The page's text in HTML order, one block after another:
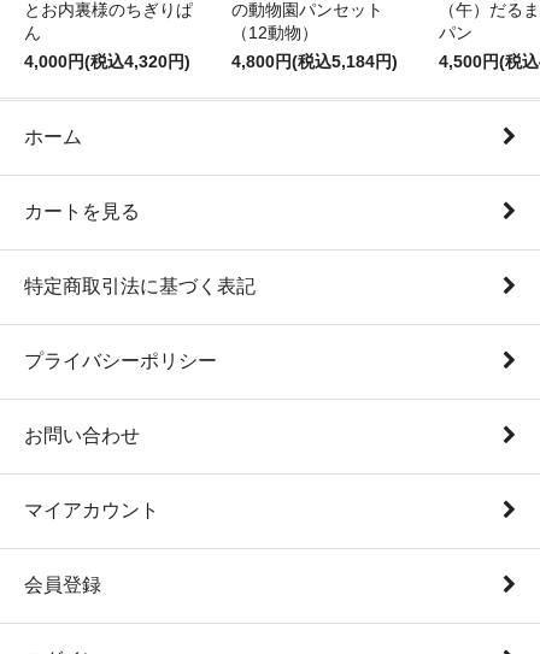
とお内裏様のちぎりぱ
ん
4,000円(税込4,320円)
の動物園パンセット
（12動物）
4,800円(税込5,184円)
（午）だる
パン
4,500円(税
ホーム
カートを見る
特定商取引法に基づく表記
プライバシーポリシー
お問い合わせ
マイアカウント
会員登録